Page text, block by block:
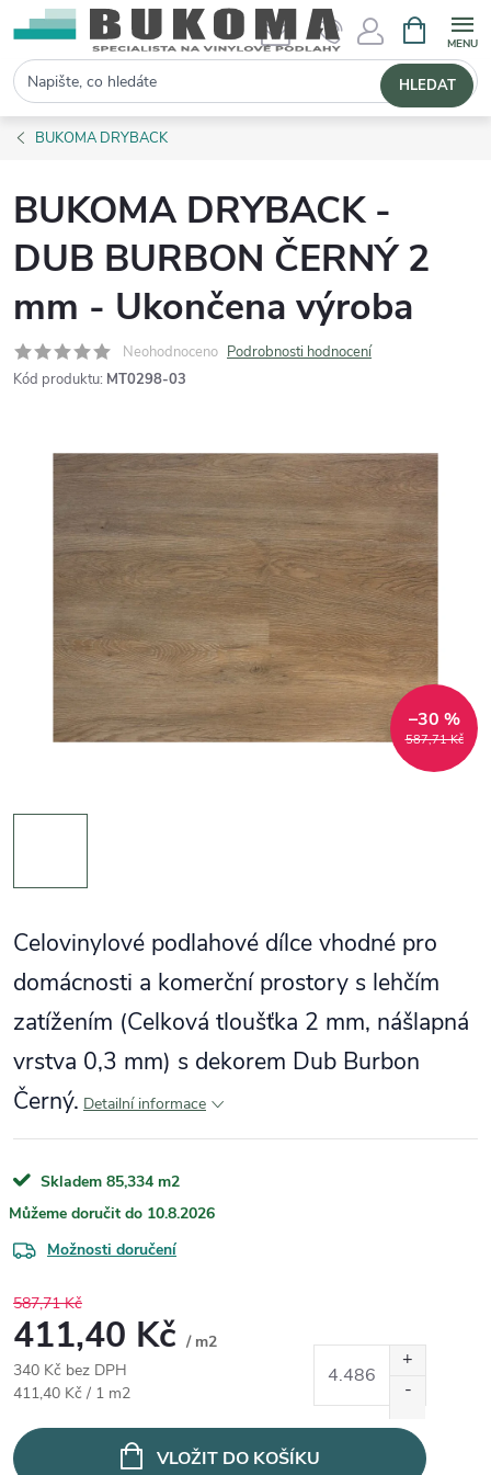
Hledat HLEDAT
BUKOMA DRYBACK
BUKOMA DRYBACK -
DUB BURBON ČERNÝ 2
mm - Ukončena výroba
Neohodnoceno Podrobnosti hodnocení
Kód produktu: MT0298-03
587,71 Kč
–30 %
Celovinylové podlahové dílce vhodné pro
domácnosti a komerční prostory s lehčím
zatížením (Celková tloušťka 2 mm, nášlapná
vrstva 0,3 mm) s dekorem Dub Burbon
Černý. Detailní informace
Skladem 85,334 m2
10.8.2026
Možnosti doručení
587,71 Kč
411,40 Kč / m2
340 Kč bez DPH
Měrná cena:
411,40 Kč / 1 m2
VLOŽIT DO KOŠÍKU